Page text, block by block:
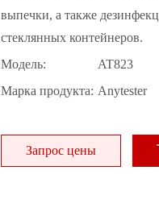
выпечки, а также
стеклянных контейнеров.
Модель:
AT823
Марка продукта: Anytester
Запрос цены